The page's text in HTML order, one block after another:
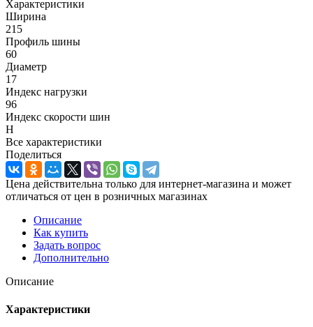
Характеристики
Ширина
215
Профиль шины
60
Диаметр
17
Индекс нагрузки
96
Индекс скорости шин
H
Все характеристики
Поделиться
Цена действительна только для интернет-магазина и может
отличаться от цен в розничных магазинах
Описание
Как купить
Задать вопрос
Дополнительно
Описание
Характеристики